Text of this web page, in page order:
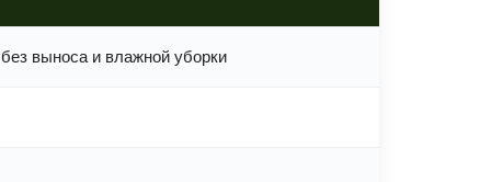
выноса и влажной уборки